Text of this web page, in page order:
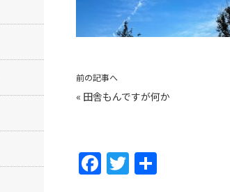
前の記事へ
« 田舎もんですが何か
F T